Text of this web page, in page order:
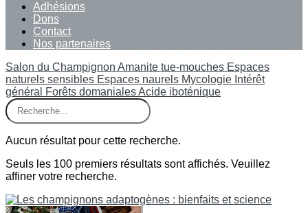
Adhésions
Dons
Contact
Nos partenaires
Salon du Champignon Amanite tue-mouches Espaces
naturels sensibles Espaces naurels Mycologie Intérêt
général
Forêts domanialesAcide iboténique
Aucun résultat pour cette recherche.
Seuls les 100 premiers résultats sont affichés. Veuillez
affiner votre recherche.